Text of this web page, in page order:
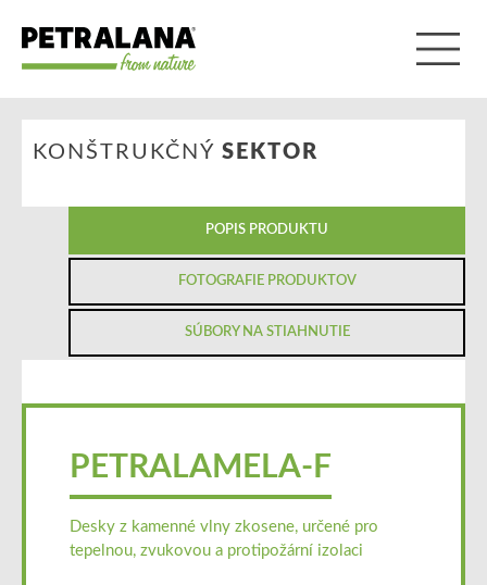
KONŠTRUKČNÝ SEKTOR
POPIS PRODUKTU
FOTOGRAFIE PRODUKTOV
SÚBORY NA STIAHNUTIE
PETRALAMELA-F
Desky z kamenné vlny zkosene, určené pro
tepelnou, zvukovou a protipožární izolaci